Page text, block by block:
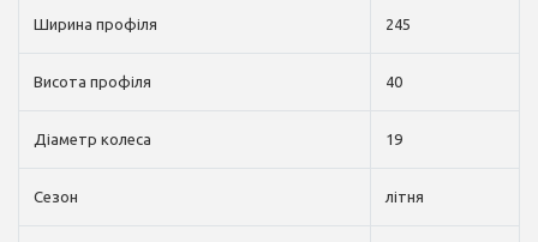
Ширина профіля 245
Висота профіля 40
Діаметр колеса 19
Сезон літня